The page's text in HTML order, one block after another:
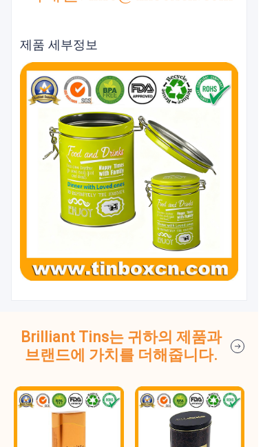
제품 세부정보
Brilliant Tins는 귀하의 제품과
브랜드에 가치를 더해줍니다.